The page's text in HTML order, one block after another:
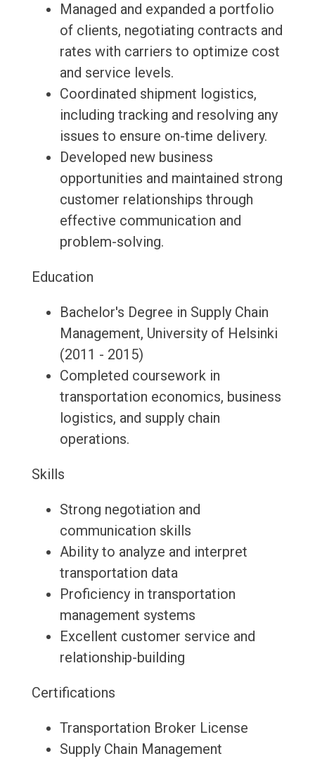
Managed and expanded a portfolio
of clients, negotiating contracts and
rates with carriers to optimize cost
and service levels.
Coordinated shipment logistics,
including tracking and resolving any
issues to ensure on-time delivery.
Developed new business
opportunities and maintained strong
customer relationships through
effective communication and
problem-solving.
Education
Bachelor's Degree in Supply Chain
Management, University of Helsinki
(2011 - 2015)
Completed coursework in
transportation economics, business
logistics, and supply chain
operations.
Skills
Strong negotiation and
communication skills
Ability to analyze and interpret
transportation data
Proficiency in transportation
management systems
Excellent customer service and
relationship-building
Certifications
Transportation Broker License
Supply Chain Management